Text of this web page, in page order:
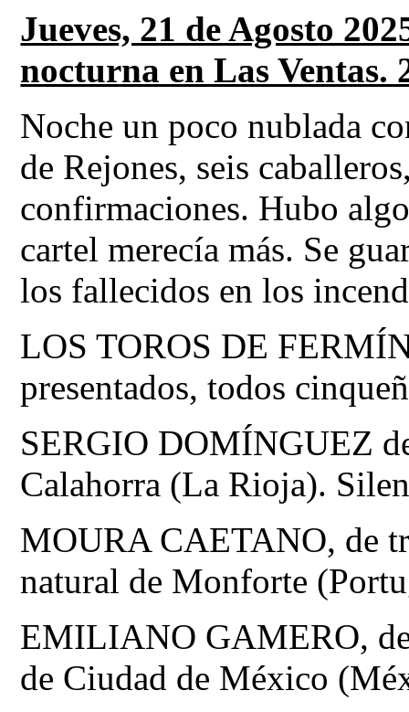
Jueves, 21 de Agosto
nocturna en Las Ventas.
Noche un poco nublada
de Rejones, seis
confirmaciones. Hubo
cartel merecía más. Se
los fallecidos en los
LOS TOROS DE
presentados, todos
SERGIO DOMÍNGUEZ
Calahorra (La Rioja).
MOURA CAETANO, de
natural de Monforte
EMILIANO GAMERO,
de Ciudad de México